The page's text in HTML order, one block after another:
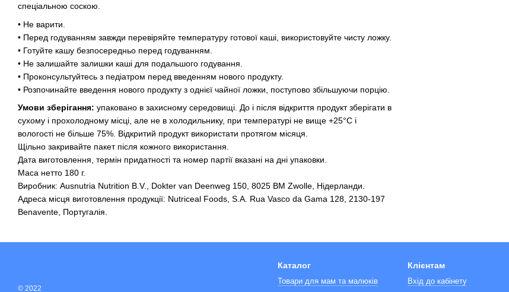
спеціальною соскою.
• Не варити.
• Перед годуванням завжди перевіряйте температуру готової каші, використовуйте чисту ложку.
• Готуйте кашу безпосередньо перед годуванням.
• Не залишайте залишки каші для подальшого годування.
• Проконсультуйтесь з педіатром перед введенням нового продукту.
• Розпочинайте введення нового продукту з однієї чайної ложки, поступово збільшуючи порцію.
Умови зберігання: упаковано в захисному середовищі. До і після відкриття продукт зберігати в
сухому і прохолодному місці, але не в холодильнику, при температурі не вище +25°С і
вологості не більше 75%. Відкритий продукт використати протягом місяця.
Щільно закривайте пакет після кожного використання.
Дата виготовлення, термін придатності та номер партії вказані на дні упаковки.
Маса нетто 180 г.
Виробник: Ausnutria Nutrition B.V., Dokter van Deenweg 150, 8025 BM Zwolle, Нідерланди.
Адреса місця виготовлення продукції: Nutriceal Foods, S.A. Rua Vasco da Gama 128, 2130-197
Benavente, Португалія.
© 2022
Каталог
Товари для мам та малюків
Клієнтам
Вхід до кабінету